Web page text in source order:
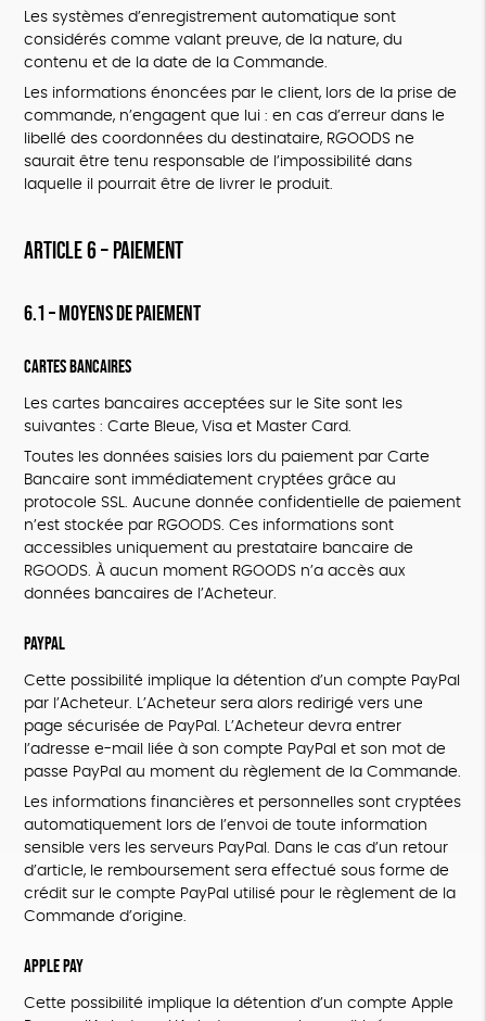
Les systèmes d’enregistrement automatique sont
considérés comme valant preuve, de la nature, du
contenu et de la date de la Commande.
Les informations énoncées par le client, lors de la prise de
commande, n’engagent que lui : en cas d’erreur dans le
libellé des coordonnées du destinataire, RGOODS ne
saurait être tenu responsable de l’impossibilité dans
laquelle il pourrait être de livrer le produit.
ARTICLE 6 – PAIEMENT
6.1 – Moyens de paiement
Cartes bancaires
Les cartes bancaires acceptées sur le Site sont les
suivantes : Carte Bleue, Visa et Master Card.
Toutes les données saisies lors du paiement par Carte
Bancaire sont immédiatement cryptées grâce au
protocole SSL. Aucune donnée confidentielle de paiement
n’est stockée par RGOODS. Ces informations sont
accessibles uniquement au prestataire bancaire de
RGOODS. À aucun moment RGOODS n’a accès aux
données bancaires de l’Acheteur.
PayPal
Cette possibilité implique la détention d’un compte PayPal
par l’Acheteur. L’Acheteur sera alors redirigé vers une
page sécurisée de PayPal. L’Acheteur devra entrer
l’adresse e-mail liée à son compte PayPal et son mot de
passe PayPal au moment du règlement de la Commande.
Les informations financières et personnelles sont cryptées
automatiquement lors de l’envoi de toute information
sensible vers les serveurs PayPal. Dans le cas d’un retour
d’article, le remboursement sera effectué sous forme de
crédit sur le compte PayPal utilisé pour le règlement de la
Commande d’origine.
Apple Pay
Cette possibilité implique la détention d’un compte Apple